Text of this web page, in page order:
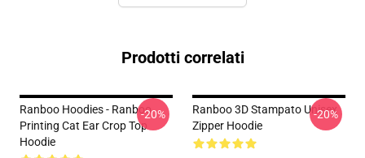
Prodotti correlati
Ranboo Hoodies - Ranboo
Printing Cat Ear Crop Top
Hoodie
-20%
Ranboo 3D Stampato Unisex
Zipper Hoodie
-20%